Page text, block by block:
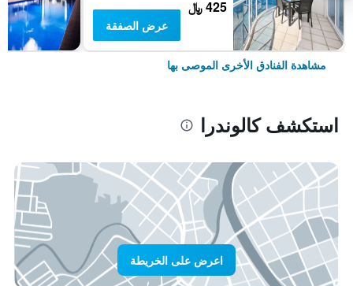
425 ﷼
عرض الصفقة
مشاهدة الفنادق الأخرى الموصى بها
استكشف كالوندرا
اعرض على الخريطة